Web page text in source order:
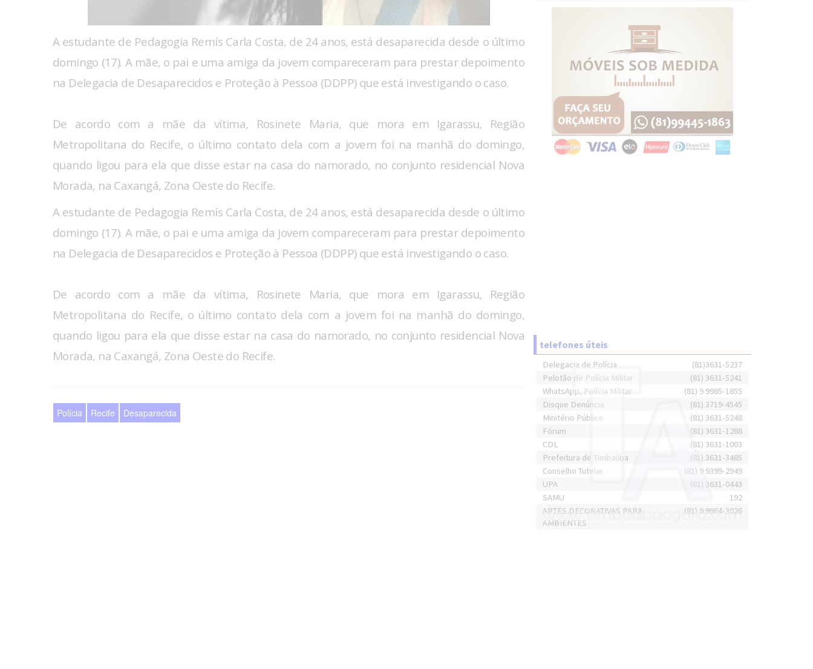
A estudante de Pedagogia Remís Carla Costa, de 24 anos, está desaparecida desde o último
domingo (17). A mãe, o pai e uma amiga da jovem compareceram para prestar depoimento
na Delegacia de Desaparecidos e Proteção à Pessoa (DDPP) que está investigando o caso.
De acordo com a mãe da vítima, Rosinete Maria, que mora em Igarassu, Região
Metropolitana do Recife, o último contato dela com a jovem foi na manhã do domingo,
quando ligou para ela que disse estar na casa do namorado, no conjunto residencial Nova
Morada, na Caxangá, Zona Oeste do Recife.
A estudante de Pedagogia Remís Carla Costa, de 24 anos, está desaparecida desde o último
domingo (17). A mãe, o pai e uma amiga da jovem compareceram para prestar depoimento
na Delegacia de Desaparecidos e Proteção à Pessoa (DDPP) que está investigando o caso.
De acordo com a mãe da vítima, Rosinete Maria, que mora em Igarassu, Região
Metropolitana do Recife, o último contato dela com a jovem foi na manhã do domingo,
quando ligou para ela que disse estar na casa do namorado, no conjunto residencial Nova
Morada, na Caxangá, Zona Oeste do Recife.
Polícia Recife Desaparecida
telefones úteis
Delegacia de Polícia
(81)3631-5237
Pelotão de Polícia Militar
(81) 3631-5241
WhatsApp, Polícia Militar
(81) 9 9985-1855
Disque Denúncia
(81) 3719-4545
Minitério Público
(81) 3631-5248
Fórum
(81) 3631-1288
CDL
(81) 3631-1003
Prefeitura de Timbaúba
(81) 3631-3485
Conselho Tutelar
(81) 9 9399-2949
UPA
(81) 3631-0443
SAMU
192
ARTES DECORATIVAS PARA
AMBIENTES
(81) 9 9964-3026